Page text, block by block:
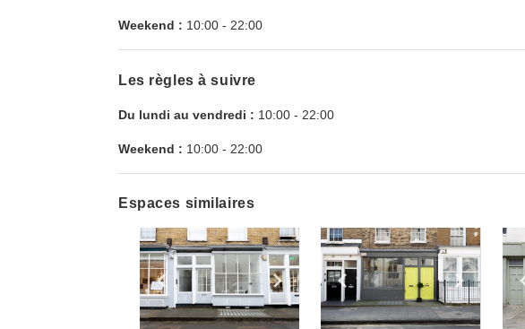
Weekend : 10:00 - 22:00
Les règles à suivre
Du lundi au vendredi : 10:00 - 22:00
Weekend : 10:00 - 22:00
Espaces similaires
Show previous slideShow next slideShow previous slideShow